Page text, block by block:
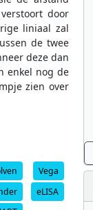
door
liniaal zal
de twee
deze dan
enkel nog de
zien over
Vega
eLISA